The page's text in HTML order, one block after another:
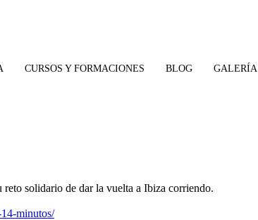
CURSOS Y FORMACIONES BLOG GALERÍA
solidario de dar la vuelta a Ibiza corriendo.
minutos/